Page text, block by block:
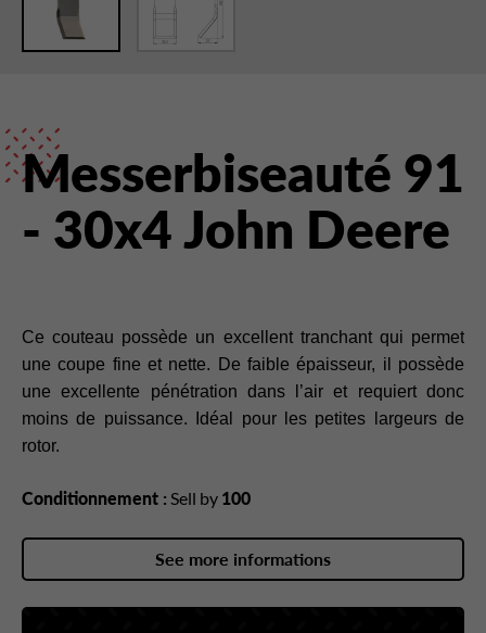
Messerbiseauté 91
- 30x4 John Deere
Ce couteau possède un excellent tranchant qui permet
une coupe fine et nette. De faible épaisseur, il possède
une excellente pénétration dans l’air et requiert donc
moins de puissance. Idéal pour les petites largeurs de
rotor.
Conditionnement : Sell by 100
See more informations